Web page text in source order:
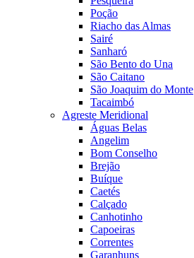
Poção
Riacho das Almas
Sairé
Sanharó
São Bento do Una
São Caitano
São Joaquim do Monte
Tacaimbó
Agreste Meridional
Águas Belas
Angelim
Bom Conselho
Brejão
Buíque
Caetés
Calçado
Canhotinho
Capoeiras
Correntes
Garanhuns